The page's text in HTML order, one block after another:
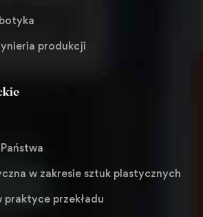
produkcji
w zakresie sztuk plastycznych
praktyce przekładu